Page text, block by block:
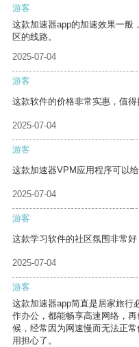
游客
这款加速器app的加速效果一般
区的线路。
2025-07-04
游客
这款软件的价格非常实惠，值得
2025-07-04
游客
这款加速器VPM应用程序可以
2025-07-04
游客
这款学习软件的社区氛围非常好
2025-07-04
游客
这款加速器app简直是居家旅行
作办公，都能畅享高速网络，
候，经常因为网速慢而无法正
用担心了。